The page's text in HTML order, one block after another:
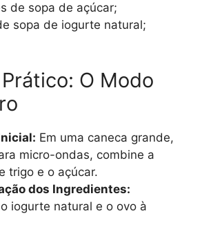
de sopa de açúcar;
sopa de iogurte natural;
O Modo
Em uma caneca grande,
micro-ondas, combine a
trigo e o açúcar.
dos Ingredientes:
iogurte natural e o ovo à